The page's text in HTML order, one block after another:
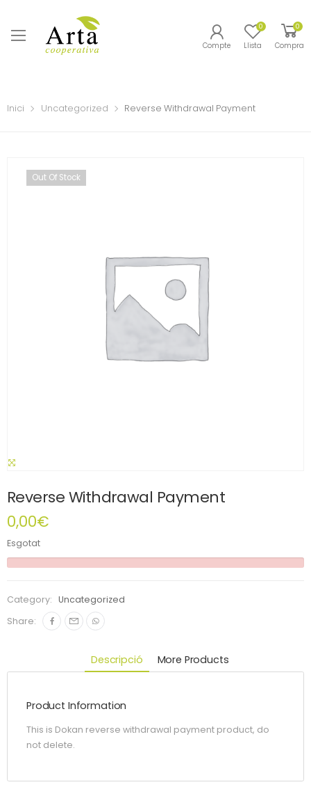
Compte
0
Llista
0
Compra
Inici Uncategorized Reverse Withdrawal Payment
Out Of Stock
Reverse Withdrawal Payment
0,00€
Esgotat
Category:
Uncategorized
Share:
Descripció More Products
Product Information
This is Dokan reverse withdrawal payment product, do
not delete.